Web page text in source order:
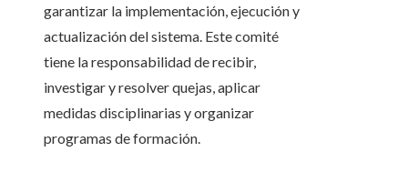
garantizar la implementación, ejecución y
actualización del sistema. Este comité
tiene la responsabilidad de recibir,
investigar y resolver quejas, aplicar
medidas disciplinarias y organizar
programas de formación.